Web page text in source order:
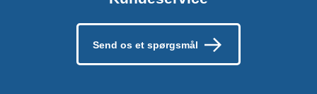
Send os et spørgsmål